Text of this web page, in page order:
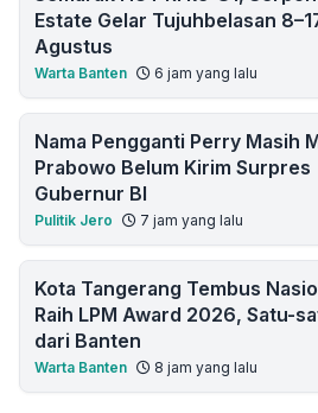
Estate Gelar Tujuhbelasan
Agustus
Warta Banten 6 jam yang lalu
Nama Pengganti Perry Masih
Prabowo Belum Kirim Surpres
Gubernur BI
Pulitik Jero 7 jam yang lalu
Kota Tangerang Tembus
Raih LPM Award 2026, Satu-
dari Banten
Warta Banten 8 jam yang lalu